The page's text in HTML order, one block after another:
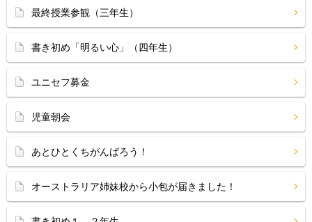
最終授業参観（三年生）
書き初め「明るい心」（四年生）
ユニセフ募金
児童朝会
あとひとくちがんばろう！
オーストラリア姉妹校から小包が届きました！